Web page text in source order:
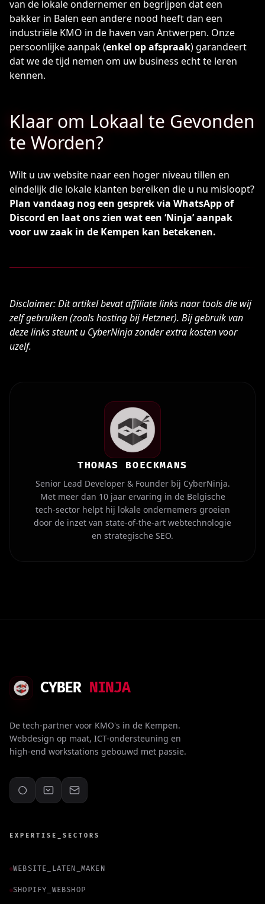
van de lokale ondernemer en begrijpen dat een
bakker in Balen een andere nood heeft dan een
industriële KMO in de haven van Antwerpen. Onze
persoonlijke aanpak (enkel op afspraak) garandeert
dat we de tijd nemen om uw business echt te leren
kennen.
Klaar om Lokaal te Gevonden
te Worden?
Wilt u uw website naar een hoger niveau tillen en
eindelijk die lokale klanten bereiken die u nu misloopt?
Plan vandaag nog een gesprek via WhatsApp of
Discord en laat ons zien wat een ‘Ninja’ aanpak
voor uw zaak in de Kempen kan betekenen.
Disclaimer: Dit artikel bevat affiliate links naar tools die wij
zelf gebruiken (zoals hosting bij Hetzner). Bij gebruik van
deze links steunt u CyberNinja zonder extra kosten voor
uzelf.
THOMAS BOECKMANS
Senior Lead Developer & Founder bij CyberNinja.
Met meer dan 10 jaar ervaring in de Belgische
tech-sector helpt hij lokale ondernemers groeien
door de inzet van state-of-the-art webtechnologie
en strategische SEO.
CYBER NINJA
De tech-partner voor KMO's in de Kempen.
Webdesign op maat, ICT-ondersteuning en
high-end workstations gebouwd met passie.
EXPERTISE_SECTORS
WEBSITE_LATEN_MAKEN
SHOPIFY_WEBSHOP